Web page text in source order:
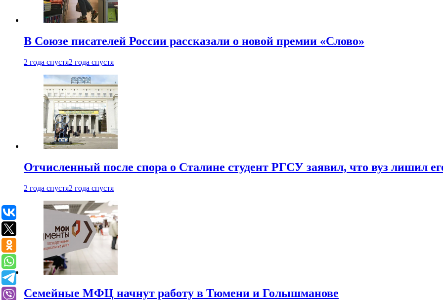
В Союзе писателей России рассказали о новой премии «Слово»
2 года спустя2 года спустя
Отчисленный после спора о Сталине студент РГСУ заявил, что вуз лишил
2 года спустя2 года спустя
Семейные МФЦ начнут работу в Тюмени и Голышманове